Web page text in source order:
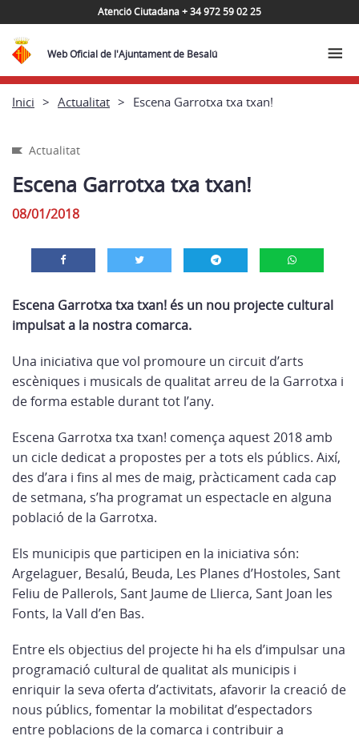
Atenció Ciutadana + 34 972 59 02 25
Web Oficial de l'Ajuntament de Besalú
Inici Actualitat Escena Garrotxa txa txan!
Actualitat
Escena Garrotxa txa txan!
08/01/2018
Escena Garrotxa txa txan! és un nou projecte cultural
impulsat a la nostra comarca.
Una iniciativa que vol promoure un circuit d’arts
escèniques i musicals de qualitat arreu de la Garrotxa i
de forma estable durant tot l’any.
Escena Garrotxa txa txan! comença aquest 2018 amb
un cicle dedicat a propostes per a tots els públics. Així,
des d’ara i fins al mes de maig, pràcticament cada cap
de setmana, s’ha programat un espectacle en alguna
població de la Garrotxa.
Els municipis que participen en la iniciativa són:
Argelaguer, Besalú, Beuda, Les Planes d’Hostoles, Sant
Feliu de Pallerols, Sant Jaume de Llierca, Sant Joan les
Fonts, la Vall d’en Bas.
Entre els objectius del projecte hi ha els d’impulsar una
programació cultural de qualitat als municipis i
enriquir la seva oferta d’activitats, afavorir la creació de
nous públics, fomentar la mobilitat d’espectadors
entre poblacions de la comarca i contribuir a